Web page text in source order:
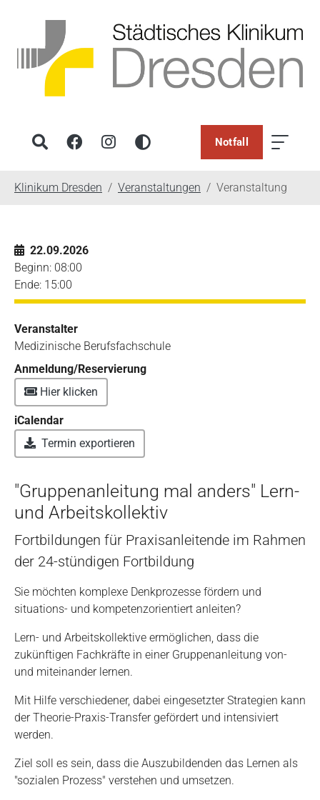
Notfall
Klinikum Dresden Veranstaltungen Veranstaltung
"Gruppenanleitung mal anders" Lern-
und Arbeitskollektiv
Fortbildungen für Praxisanleitende im Rahmen
der 24-stündigen Fortbildung
Sie möchten komplexe Denkprozesse fördern und
situations- und kompetenzorientiert anleiten?
Lern- und Arbeitskollektive ermöglichen, dass die
zukünftigen Fachkräfte in einer Gruppenanleitung von-
und miteinander lernen.
Mit Hilfe verschiedener, dabei eingesetzter Strategien kann
der Theorie-Praxis-Transfer gefördert und intensiviert
werden.
Ziel soll es sein, dass die Auszubildenden das Lernen als
"sozialen Prozess" verstehen und umsetzen.
22.09.2026
Beginn: 08:00
Ende: 15:00
Veranstalter
Medizinische Berufsfachschule
Anmeldung/Reservierung
Hier klicken
iCalendar
Termin exportieren